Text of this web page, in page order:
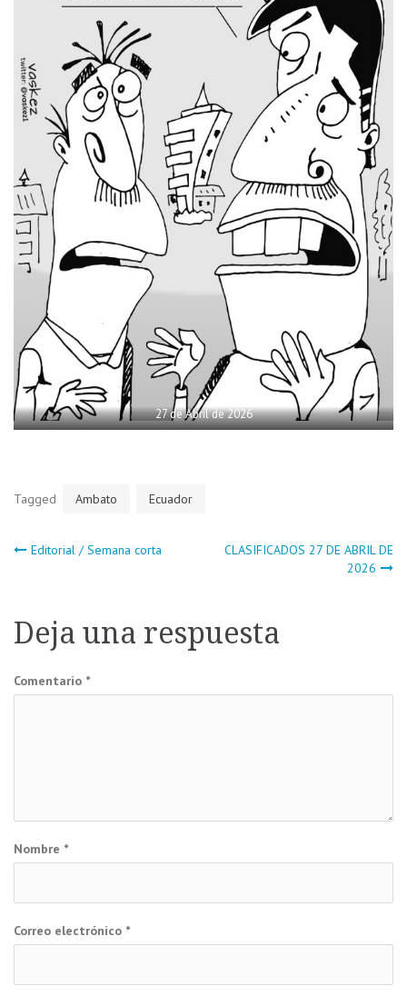
27 de Abril de 2026
Tagged Ambato Ecuador
Navegación
entradas
Editorial / Semana corta
CLASIFICADOS 27 DE ABRIL DE
2026
Deja una respuesta
Comentario *
Nombre *
Correo electrónico *